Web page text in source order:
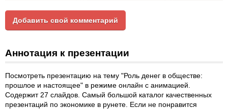
Добавить свой комментарий
Аннотация к презентации
Посмотреть презентацию на тему "Роль денег в обществе:
прошлое и настоящее" в режиме онлайн с анимацией.
Содержит 27 слайдов. Самый большой каталог качественных
презентаций по экономике в рунете. Если не понравится